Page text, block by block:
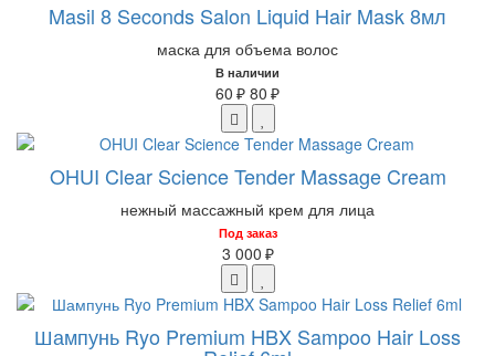
Masil 8 Seconds Salon Liquid Hair Mask 8мл
маска для объема волос
В наличии
60 ₽ 80 ₽
OHUI Clear Science Tender Massage Cream
нежный массажный крем для лица
Под заказ
3 000 ₽
Шампунь Ryo Premium HBX Sampoo Hair Loss